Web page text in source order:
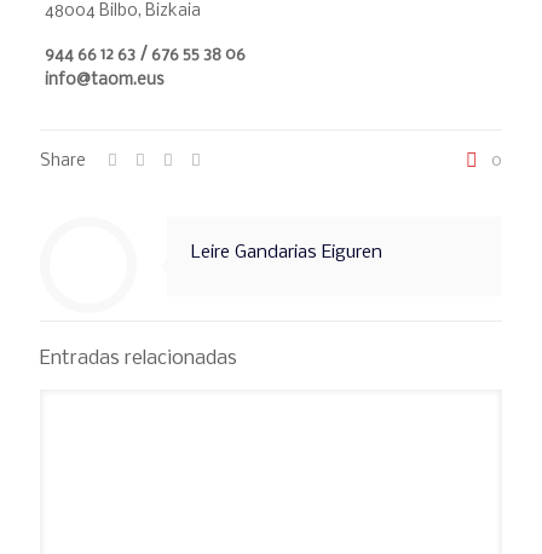
48004 Bilbo, Bizkaia
944 66 12 63 / 676 55 38 06
info@taom.eus
Share 0
Leire Gandarias Eiguren
Entradas relacionadas